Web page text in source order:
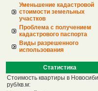
Уменьшение кадастровой
стоимости земельных
участков
Проблема с получением
кадастрового паспорта
Виды разрешенного
использования
Статистика
Стоимость квартиры в
руб/кв.м: